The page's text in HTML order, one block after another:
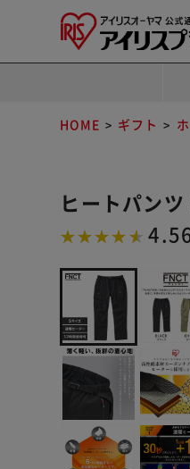
HOME ギフト
ヒートパン